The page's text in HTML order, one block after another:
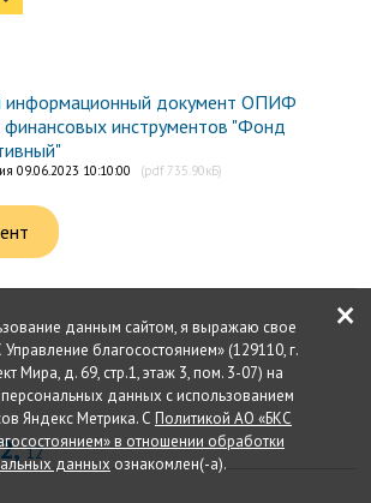
данным сайтом, я выражаю свое
благосостоянием» (129110, г.
Мира, д. 69, стр.1, этаж 3, пом. 3-07) на
данных с использованием
Яндекс Метрика. С Политикой АО «БКС
в отношении обработки
данных ознакомлен(-а).
×
информационный документ ОПИФ
инструментов "Фонд
09.06.2023 10:10:00 (pdf 735.90кБ)
12